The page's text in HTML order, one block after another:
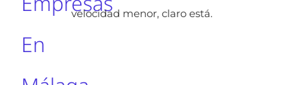
En
velocidad menor, claro está.